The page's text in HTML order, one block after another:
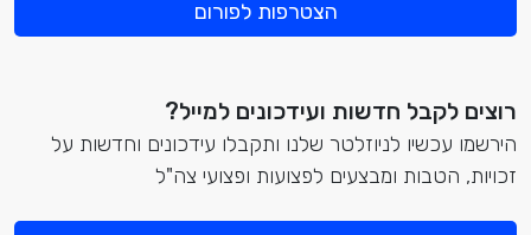
הצטרפות לפורום
רוצים לקבל חדשות ועידכונים למייל?
הירשמו עכשיו לניוזלטר שלנו ותקבלו עידכונים וחדשות על
זכויות, הטבות ומבצעים לפצועות ופצועי צה"ל